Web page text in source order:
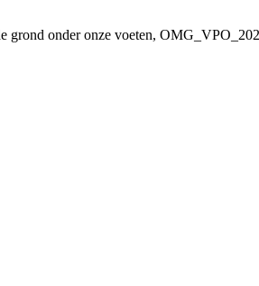
grond onder onze voeten,